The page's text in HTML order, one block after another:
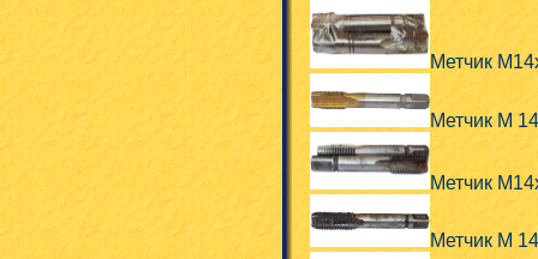
Метчик
Метчик М
Метчик
Метчик М